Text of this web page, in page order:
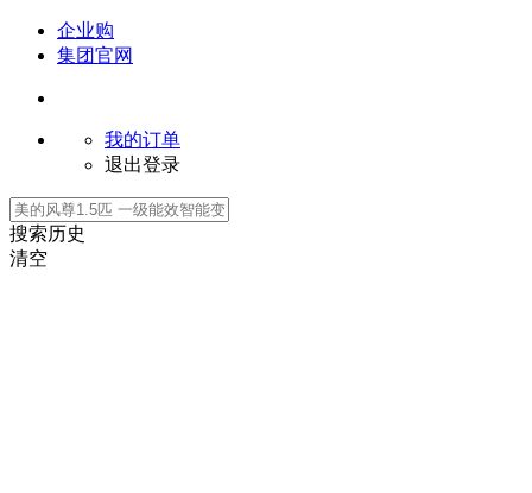
企业购
集团官网
我的订单
退出登录
搜索历史
清空